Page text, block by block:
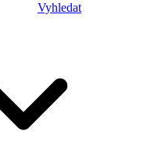
Vyhledat